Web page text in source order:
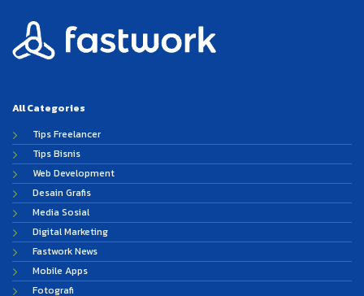
All Categories
Tips Freelancer
Tips Bisnis
Web Development
Desain Grafis
Media Sosial
Digital Marketing
Fastwork News
Mobile Apps
Fotografi